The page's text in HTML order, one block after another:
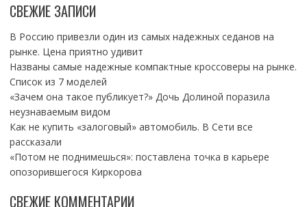
СВЕЖИЕ ЗАПИСИ
В Россию привезли один из самых надежных седанов на
рынке. Цена приятно удивит
Названы самые надежные компактные кроссоверы на рынке.
Список из 7 моделей
«Зачем она такое публикует?» Дочь Долиной поразила
неузнаваемым видом
Как не купить «залоговый» автомобиль. В Сети все
рассказали
«Потом не поднимешься»: поставлена точка в карьере
опозорившегося Киркорова
СВЕЖИЕ КОММЕНТАРИИ